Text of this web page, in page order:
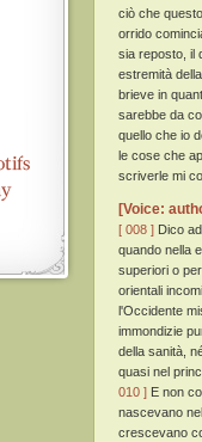
ciò che
orrido
sia reposto, il
estremità
brieve in
sarebbe da
quello che io
le cose che
scriverle mi
[Voice:
[ 008 ] Dico
quando nella
superiori o
orientali
l'Occidente
immondizie
della sanità,
quasi nel
010 ] E non
nascevano
crescevano